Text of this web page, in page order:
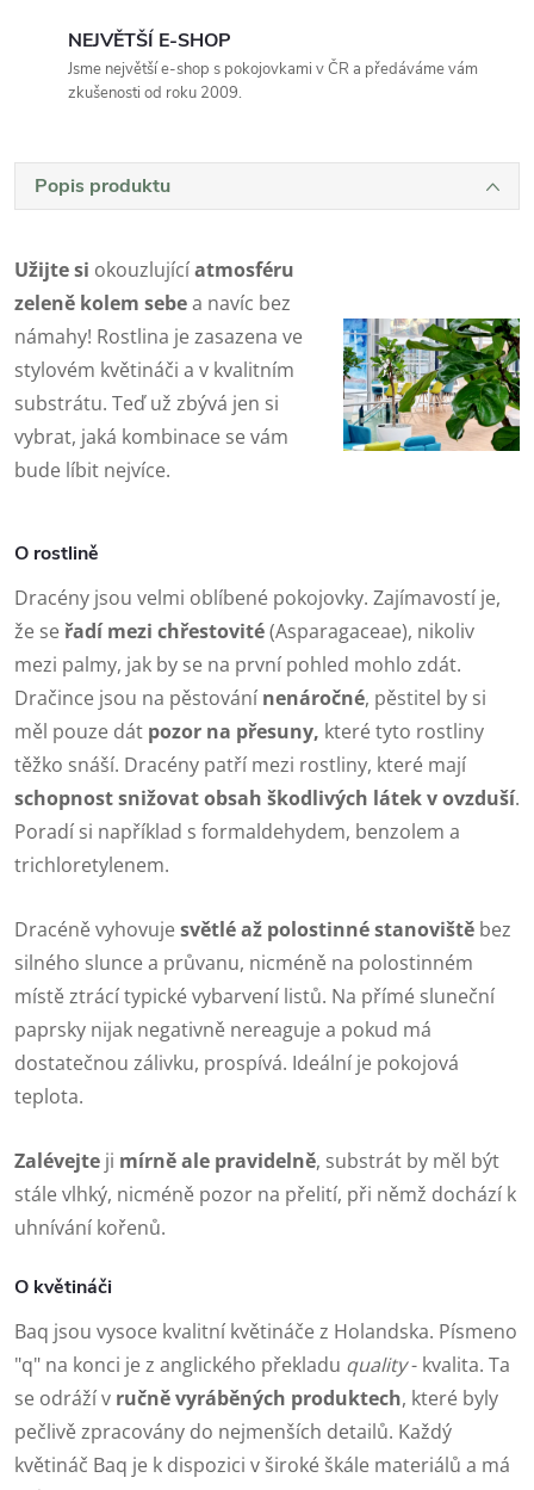
NEJVĚTŠÍ E-SHOP
Jsme největší e-shop s pokojovkami v ČR a předáváme vám
zkušenosti od roku 2009.
Popis produktu
Užijte si okouzlujícíatmosféru
zeleně kolem sebea navíc bez
námahy! Rostlina je zasazena ve
stylovém květináči a v kvalitním
substrátu. Teď už zbývá jen si
vybrat, jaká kombinace se vám
bude líbit nejvíce.
O rostlině
Dracény jsou velmi oblíbené pokojovky. Zajímavostí je,
že se řadí mezi chřestovité(Asparagaceae), nikoliv
mezi palmy, jak by se na první pohled mohlo zdát.
Dračince jsou na pěstování nenáročné, pěstitel by si
měl pouze dát pozor na přesuny, které tyto rostliny
těžko snáší. Dracény patří mezi rostliny, které mají
schopnost snižovat obsah škodlivých látek v ovzduší.
Poradí si například s formaldehydem, benzolem a
trichloretylenem.
Dracéně vyhovujesvětlé až polostinné stanoviště bez
silného slunce a průvanu, nicméně na polostinném
místě ztrácí typické vybarvení listů. Na přímé sluneční
paprsky nijak negativně nereaguje a pokud má
dostatečnou zálivku, prospívá. Ideální je pokojová
teplota.
Zalévejte ji mírně ale pravidelně, substrát by měl být
stále vlhký, nicméně pozor na přelití, při němž dochází k
uhnívání kořenů.
O květináči
Baq jsou vysoce kvalitní květináče z Holandska. Písmeno
"q" na konci je z anglického překladu quality- kvalita. Ta
se odráží v ručně vyráběných produktech, které byly
pečlivě zpracovány do nejmenších detailů. Každý
květináč Baq je k dispozici v široké škále materiálů a má